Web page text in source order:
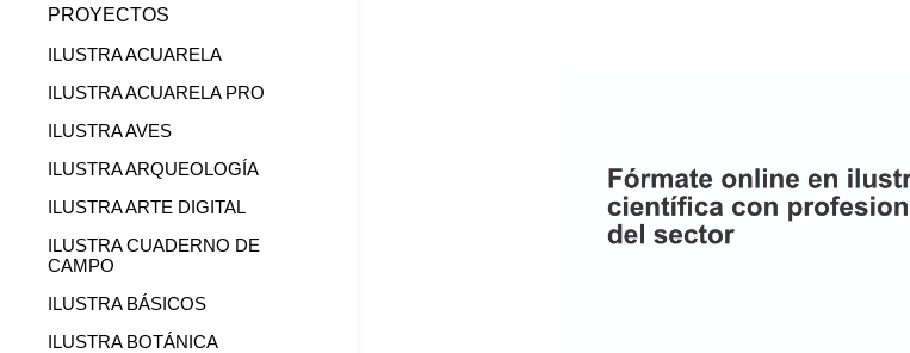
PROYECTOS
ILUSTRA ACUARELA
ILUSTRA ACUARELA PRO
ILUSTRA AVES
ILUSTRA ARQUEOLOGÍA
ILUSTRA ARTE DIGITAL
ILUSTRA CUADERNO DE
CAMPO
ILUSTRA BÁSICOS
ILUSTRA BOTÁNICA